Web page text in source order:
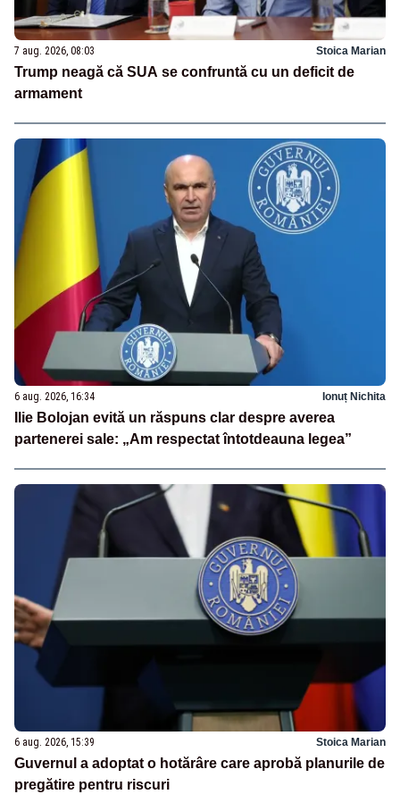
7 aug. 2026, 08:03 Stoica Marian
Trump neagă că SUA se confruntă cu un deficit de
armament
6 aug. 2026, 16:34 Ionuț Nichita
Ilie Bolojan evită un răspuns clar despre averea
partenerei sale: „Am respectat întotdeauna legea”
6 aug. 2026, 15:39 Stoica Marian
Guvernul a adoptat o hotărâre care aprobă planurile de
pregătire pentru riscuri